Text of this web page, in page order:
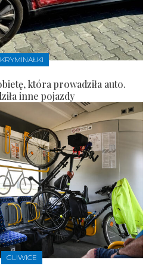
KRYMINAŁKI
która prowadziła auto.
inne pojazdy
GLIWICE